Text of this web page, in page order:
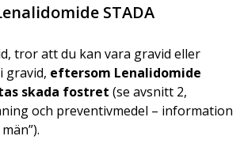
STADA
tror att du kan vara gravid eller
gravid, eftersom Lenalidomide
skada fostret (se avsnitt 2,
och preventivmedel – information